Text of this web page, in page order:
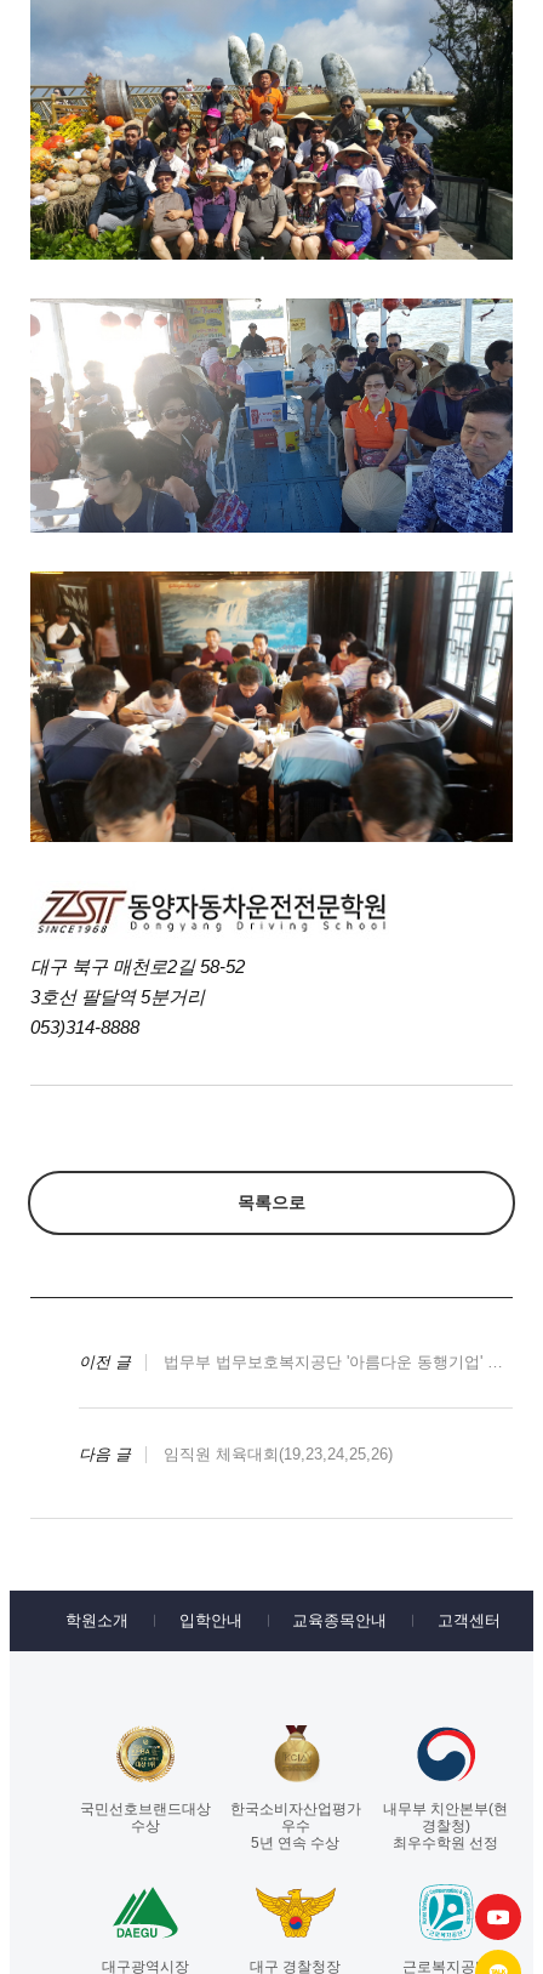
대구 북구 매천로2길 58-52
3호선 팔달역 5분거리
053)314-8888
목록으로
이전 글 법무부 법무보호복지공단 '아름다운 동행기업' 선정
다음 글 임직원 체육대회(19,23,24,25,26)
학원소개 입학안내 교육종목안내 고객센터
국민선호브랜드대상
수상
한국소비자산업평가
우수
5년 연속 수상
내무부 치안본부(현
경찰청)
최우수학원 선정
대구광역시장 대구 경찰청장 근로복지공단